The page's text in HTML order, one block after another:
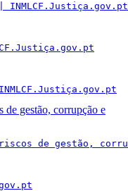
de gestão, corrupção e
de gestão,